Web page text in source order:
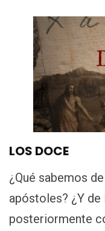
LOS DOCE
¿Qué sabemos
apóstoles? ¿Y
posteriormente